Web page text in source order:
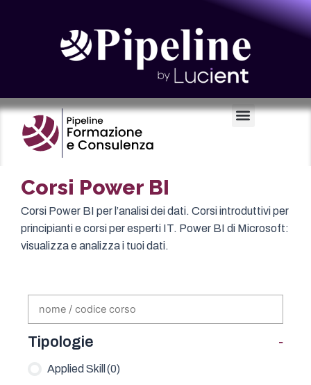
Corsi Power BI
Corsi Power BI per l’analisi dei dati. Corsi introduttivi per
principianti e corsi per esperti IT. Power BI di Microsoft:
visualizza e analizza i tuoi dati.
Tipologie -
Applied Skill (0)